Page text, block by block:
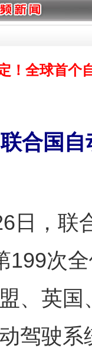
！全球首个
合国
，联
199次
、英
驾驶